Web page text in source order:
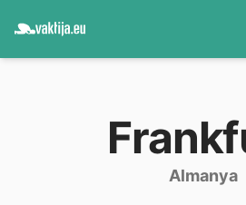
Almanya